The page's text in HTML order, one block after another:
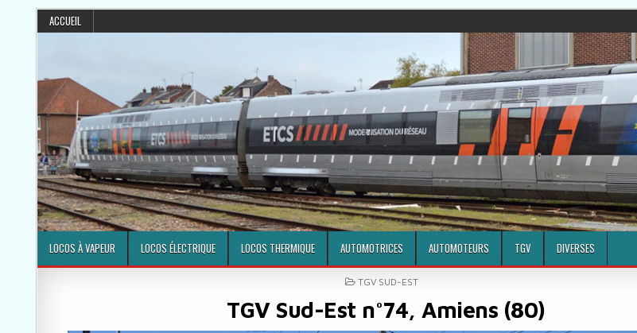
ACCUEIL
LOCOS À VAPEUR LOCOS ÉLECTRIQUE LOCOS THERMIQUE AUTOMOTRICES AUTOMOTEURS TGV DIVERSES
POSTED IN
TGV SUD-EST
TGV Sud-Est n°74, Amiens (80)